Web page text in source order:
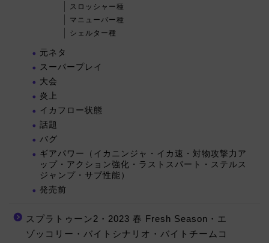
スロッシャー種
マニューバー種
シェルター種
元ネタ
スーパープレイ
大会
炎上
イカフロー状態
話題
バグ
ギアパワー（イカニンジャ・イカ速・対物攻撃力ア
ップ・アクション強化・ラストスパート・ステルス
ジャンプ・サブ性能）
発売前
スプラトゥーン2・2023 春 Fresh Season・エ
ゾッコリー・バイトシナリオ・バイトチームコ